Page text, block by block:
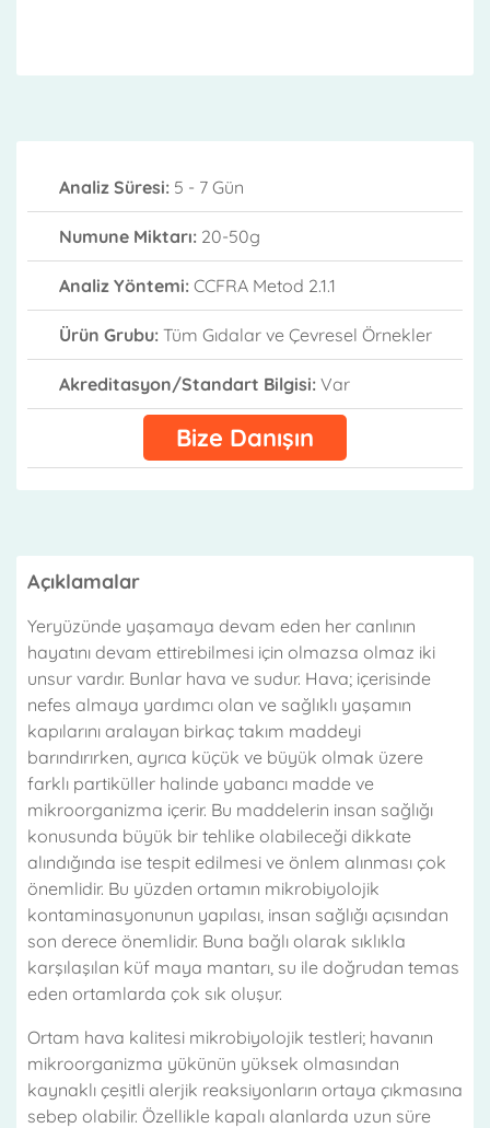
Analiz Süresi: 5 - 7 Gün
Numune Miktarı: 20-50g
Analiz Yöntemi: CCFRA Metod 2.1.1
Ürün Grubu: Tüm Gıdalar ve Çevresel Örnekler
Akreditasyon/Standart Bilgisi: Var
Bize Danışın
Açıklamalar
Yeryüzünde yaşamaya devam eden her canlının
hayatını devam ettirebilmesi için olmazsa olmaz iki
unsur vardır. Bunlar hava ve sudur. Hava; içerisinde
nefes almaya yardımcı olan ve sağlıklı yaşamın
kapılarını aralayan birkaç takım maddeyi
barındırırken, ayrıca küçük ve büyük olmak üzere
farklı partiküller halinde yabancı madde ve
mikroorganizma içerir. Bu maddelerin insan sağlığı
konusunda büyük bir tehlike olabileceği dikkate
alındığında ise tespit edilmesi ve önlem alınması çok
önemlidir. Bu yüzden ortamın mikrobiyolojik
kontaminasyonunun yapılası, insan sağlığı açısından
son derece önemlidir. Buna bağlı olarak sıklıkla
karşılaşılan küf maya mantarı, su ile doğrudan temas
eden ortamlarda çok sık oluşur.
Ortam hava kalitesi mikrobiyolojik testleri; havanın
mikroorganizma yükünün yüksek olmasından
kaynaklı çeşitli alerjik reaksiyonların ortaya çıkmasına
sebep olabilir. Özellikle kapalı alanlarda uzun süre